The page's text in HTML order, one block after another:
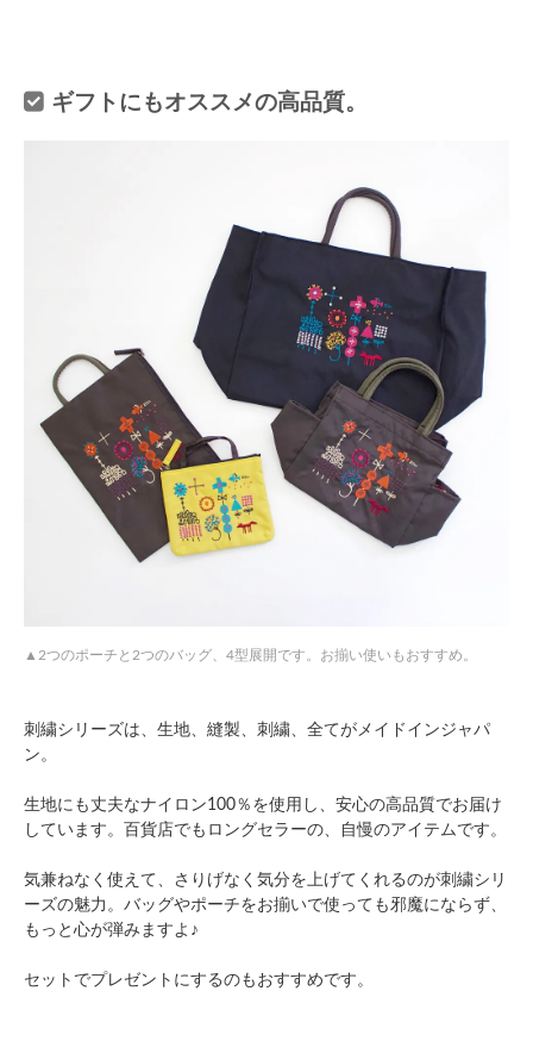
ギフトにもオススメの高品質。
2つのポーチと2つのバッグ、4型展開です。お揃い使いもおすすめ。
刺繍シリーズは、生地、縫製、刺繍、全てがメイドインジャパ
ン。
生地にも丈夫なナイロン100％を使用し、安心の高品質でお届け
しています。百貨店でもロングセラーの、自慢のアイテムです。
気兼ねなく使えて、さりげなく気分を上げてくれるのが刺繍シリ
ーズの魅力。バッグやポーチをお揃いで使っても邪魔にならず、
もっと心が弾みますよ♪
セットでプレゼントにするのもおすすめです。